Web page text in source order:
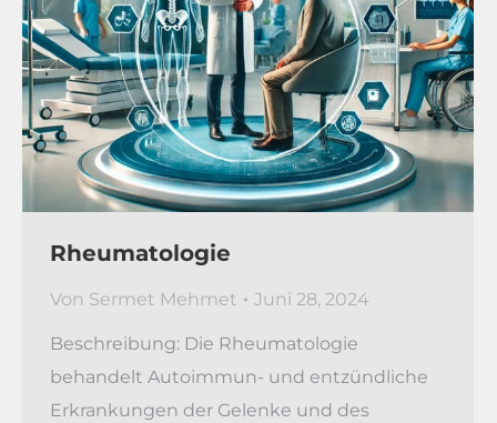
Rheumatologie
Von Sermet Mehmet Juni 28, 2024
Beschreibung: Die Rheumatologie
behandelt Autoimmun- und entzündliche
Erkrankungen der Gelenke und des